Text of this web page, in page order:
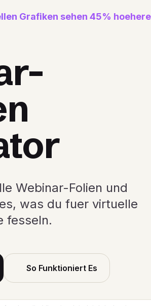
Grafiken sehen 45% hoehere
Webinar-Folien und
was du fuer virtuelle
fesseln.
So Funktioniert Es